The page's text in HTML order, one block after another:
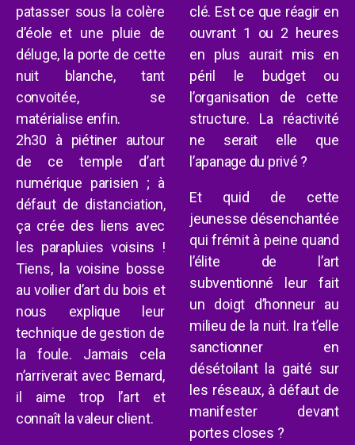
patasser sous la colère
d’éole et une pluie de
déluge, la porte de cette
nuit blanche, tant
convoitée, se
matérialise enfin.
2h30 à piétiner autour
de ce temple d’art
numérique parisien ; à
défaut de distanciation,
ça crée des liens avec
les parapluies voisins !
Tiens, la voisine bosse
au voilier d’art du bois et
nous explique leur
technique de gestion de
la foule. Jamais cela
n’arriverait avec Bernard,
il aime trop l’art et
connaît la valeurclient.
clé. Est ce que réagir en
ouvrant 1 ou 2 heures
en plus aurait mis en
péril le budget ou
l’organisation de cette
structure. La réactivité
ne serait elle que
l’apanage du privé ?
Et quid de cette
jeunesse désenchantée
qui frémit à peine quand
l’élite de l’art
subventionné leur fait
un doigt d’honneur au
milieu de la nuit. Ira t’elle
sanctionner en
désétoilant la gaité sur
les réseaux, à défaut de
manifester devant
portes closes ?